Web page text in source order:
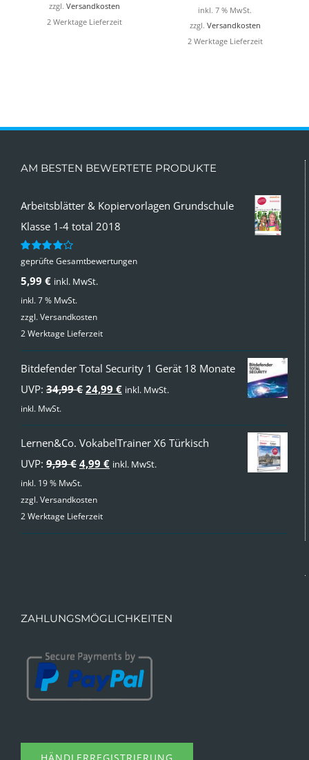
zzgl. Versandkosten
2 Werktage Lieferzeit
war:
14,99 €
inkl. 7 % MwSt.
zzgl. Versandkosten
2 Werktage Lieferzeit
AM BESTEN BEWERTETE PRODUKTE
Arbeitsblätter & Kopiervorlagen Grundschule
Klasse 1-4 total 2018
Bewertet
von 5
geprüfte Gesamtbewertungen
5,99 € inkl. MwSt.
inkl. 7 % MwSt.
zzgl.Versandkosten
2 Werktage Lieferzeit
Bitdefender Total Security 1 Gerät 18 Monate
UVP: 34,99€ Ursprünglicher
war:
34,99 €
24,99 €Aktueller
ist:
24,99 €.
inkl. MwSt.
inkl. MwSt.
Lernen&Co. VokabelTrainer X6 Türkisch
UVP: 9,99€ Ursprünglicher
Preis
war:
4,99 €Aktueller
inkl. MwSt.
inkl. 19 % MwSt.
zzgl.Versandkosten
2 Werktage Lieferzeit
ZAHLUNGSMÖGLICHKEITEN
HÄNDLERREGISTRIERUNG